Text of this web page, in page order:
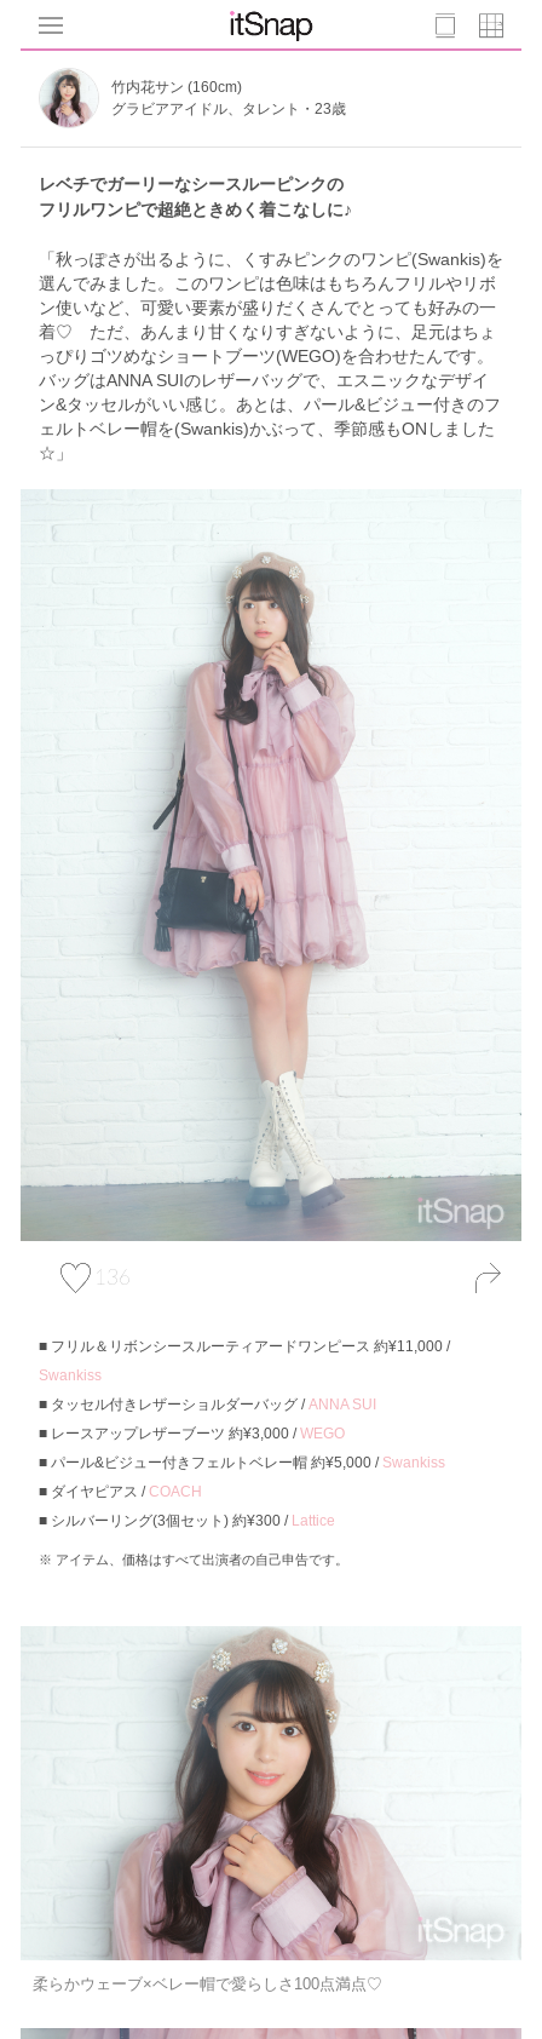
竹内花サン (160cm)
グラビアアイドル、タレント・23歳
レベチでガーリーなシースルーピンクの
フリルワンピで超絶ときめく着こなしに♪
「秋っぽさが出るように、くすみピンクのワンピ(Swankis)を
選んでみました。このワンピは色味はもちろんフリルやリボ
ン使いなど、可愛い要素が盛りだくさんでとっても好みの一
着♡ ただ、あんまり甘くなりすぎないように、足元はちょ
っぴりゴツめなショートブーツ(WEGO)を合わせたんです。
バッグはANNA SUIのレザーバッグで、エスニックなデザイ
ン&タッセルがいい感じ。あとは、パール&ビジュー付きのフ
ェルトベレー帽を(Swankis)かぶって、季節感もONしました
☆」
136
フリル＆リボンシースルーティアードワンピース 約¥11,000 /
Swankiss
タッセル付きレザーショルダーバッグ /ANNA SUI
レースアップレザーブーツ 約¥3,000 /WEGO
パール&ビジュー付きフェルトベレー帽 約¥5,000 / Swankiss
ダイヤピアス /COACH
シルバーリング(3個セット) 約¥300 / Lattice
アイテム、価格はすべて出演者の自己申告です。
柔らかウェーブ×ベレー帽で愛らしさ100点満点♡